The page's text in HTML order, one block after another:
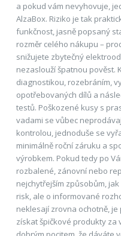
a pokud vám nevyhovuje,
AlzaBox. Riziko je tak
funkčnost, jasně popsaný
rozměr celého nákupu –
snižujete zbytečný
nezaslouží špatnou pověst.
diagnostikou, rozebráním,
opotřebovaných dílů a
testů. Poškozené kusy s
vadami se vůbec
kontrolou, jednoduše se
minimálně roční záruku a
výrobkem. Pokud tedy po
rozbalené, zánovní nebo
nejchytřejším způsobům,
risk, ale o informované
neklesají zrovna ochotně,
získat špičkové produkty za